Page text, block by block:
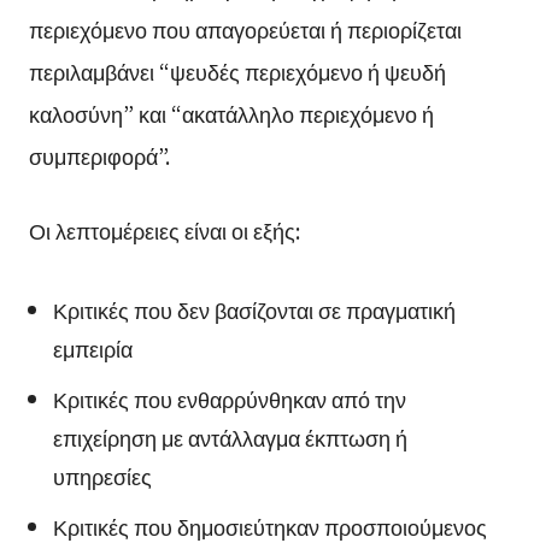
περιεχόμενο που απαγορεύεται ή περιορίζεται
περιλαμβάνει “ψευδές περιεχόμενο ή ψευδή
καλοσύνη” και “ακατάλληλο περιεχόμενο ή
συμπεριφορά”.
Οι λεπτομέρειες είναι οι εξής:
Κριτικές που δεν βασίζονται σε πραγματική
εμπειρία
Κριτικές που ενθαρρύνθηκαν από την
επιχείρηση με αντάλλαγμα έκπτωση ή
υπηρεσίες
Κριτικές που δημοσιεύτηκαν προσποιούμενος